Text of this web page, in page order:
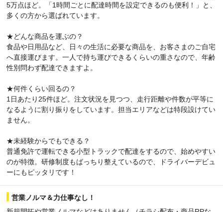
5万点ほど。「1時間ごとに配達時間を設定できるのも便利！」と、
多くの方から選ばれています。
★どんな商品を運ぶの？
食品や日用品など、日々の生活に必要な商品を、お客さまのご自宅
へ直接運びます。一人で持ち運びできるくらいの重さなので、年齢
性別問わず配達できますよ。
★何件くらい回るの？
1日あたり25件ほど。注文状況を見つつ、走行距離や件数が平等に
なるように割り振りをしています。担当エリアなどは特段設けてい
ません。
★未経験からでもできる？
普通免許で運転できる小型トラックで配達をするので、始めやすい
のが特徴。研修制度もばっちり整えているので、ドライバーデビュ
ーにもピッタリです！
営業ノルマ＆力仕事なし！